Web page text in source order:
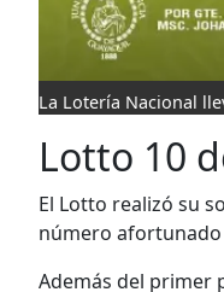
La Lotería Nacional
Lotto 10
El Lotto realizó su
número
Además del primer